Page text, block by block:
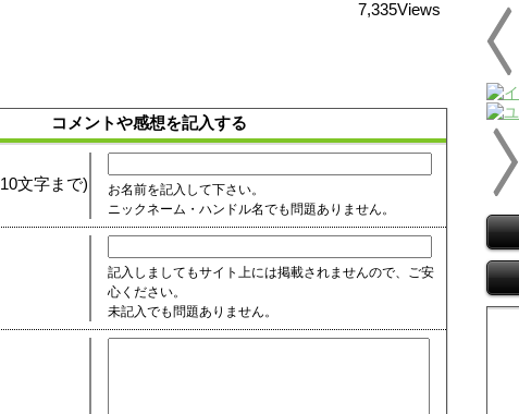
7,335Views
コメントや感想を記入する
文字まで)
お名前を記入して下さい。
ニックネーム・ハンドル名でも問題ありません。
記入しましてもサイト上には掲載されませんので、ご安
心ください。
未記入でも問題ありません。